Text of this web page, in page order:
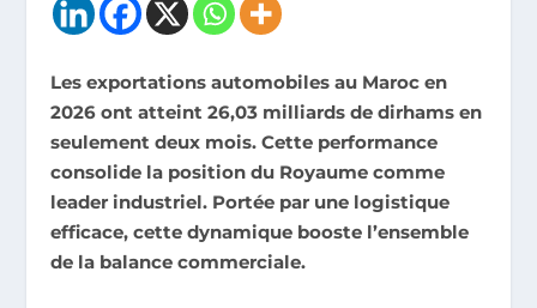
Les exportations automobiles au Maroc en
2026 ont atteint 26,03 milliards de dirhams en
seulement deux mois. Cette performance
consolide la position du Royaume comme
leader industriel. Portée par une logistique
efficace, cette dynamique booste l’ensemble
de la balance commerciale.